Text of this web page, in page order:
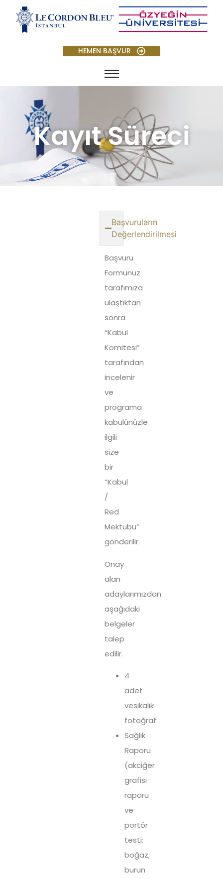
HEMEN BAŞVUR
Kayıt Süreci
Başvuruların
Değerlendirilmesi
Başvuru
Formunuz
tarafımıza
ulaştıktan
sonra
“Kabul
Komitesi”
tarafından
incelenir
ve
programa
kabulünüzle
ilgili
size
bir
“Kabul
/
Red
Mektubu”
gönderilir.
Onay
alan
adaylarımızdan
aşağıdaki
belgeler
talep
edilir.
4
adet
vesikalık
fotoğraf
Sağlık
Raporu
(akciğer
grafisi
raporu
ve
portör
testi;
boğaz,
burun